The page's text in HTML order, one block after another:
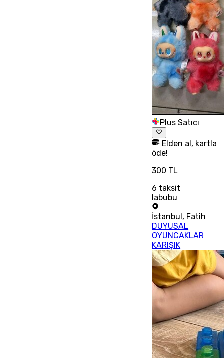
Plus Satıcı
Elden al, kartla
öde!
300 TL
6 taksit
labubu
İstanbul, Fatih
DUYUSAL
OYUNCAKLAR
KARIŞIK